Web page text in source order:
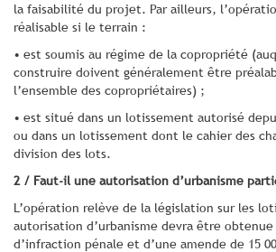
la faisabilité du projet. Par ailleurs,
réalisable si le terrain :
• est soumis au régime de la copropriété
construire doivent généralement être
l’ensemble des copropriétaires) ;
• est situé dans un lotissement autorisé
ou dans un lotissement dont le cahier des
division des lots.
2 / Faut-il une autorisation d’urbanisme
L’opération relève de la législation sur les
autorisation d’urbanisme devra être obtenue
d’infraction pénale et d’une amende de 15